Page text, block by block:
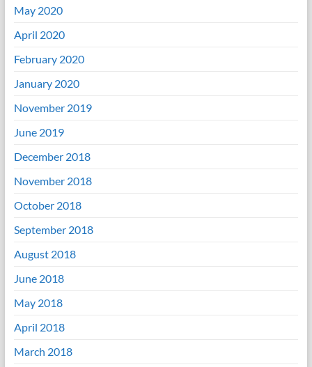
May 2020
April 2020
February 2020
January 2020
November 2019
June 2019
December 2018
November 2018
October 2018
September 2018
August 2018
June 2018
May 2018
April 2018
March 2018